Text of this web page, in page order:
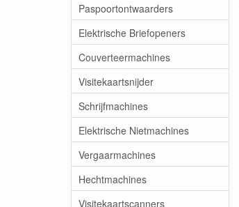
Paspoortontwaarders
Elektrische Briefopeners
Couverteermachines
Visitekaartsnijder
Schrijfmachines
Elektrische Nietmachines
Vergaarmachines
Hechtmachines
Visitekaartscanners